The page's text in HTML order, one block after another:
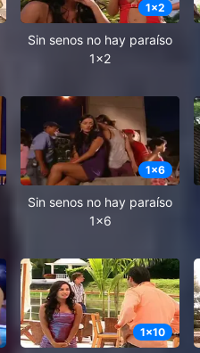
1x2
Sin senos no hay paraíso
1x2
1x6
Sin senos no hay paraíso
1x6
1x10